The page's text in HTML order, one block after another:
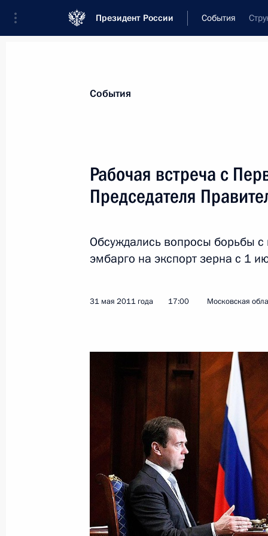
Президент России События
Новости
Послания Федеральному Собранию
Заявления по важнейшим вопросам
Речи и обращения
3 июня 2011 года, пятница
Совещание с постоянными
3 июня 2011 года, 17:00 Московская
Встреча с жителями тульского
3 июня 2011 года, 14:00 Московская
2 июня 2011 года, четверг
События
Рабочая встреча с
Председателя
Обсуждались вопросы борьбы
эмбарго на экспорт зерна с 1
31 мая 2011 года 17:00 Московская